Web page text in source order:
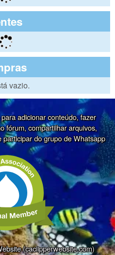
vazio.
adicionar conteúdo, fazer
fórum, compartilhar arquivos,
do grupo de Whatsapp
(caclipperwebsite.com)